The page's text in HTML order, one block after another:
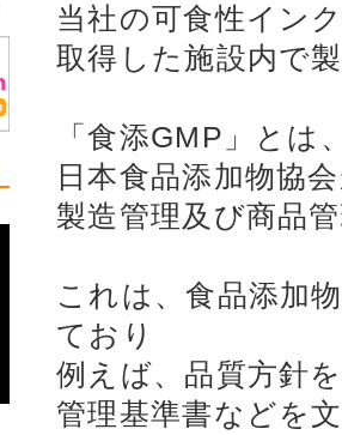
当社の可食性イン
取得した施設内で
「食添GMP」と
日本食品添加物協
製造管理及び商品
これは、食品添加
ており
例えば、品質方針
管理基準書などを